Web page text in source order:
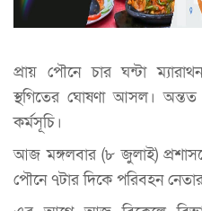
প্রায় পৌনে চার ঘন্টা
স্থগিতের ঘোষণা আসল। অন্তত
কর্মসূচি।
আজ মঙ্গলবার (৮ জুলাই)
পৌনে ৭টার দিকে পরিবহন